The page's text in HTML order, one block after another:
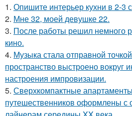
1. Опишите интерьер кухни в 2-3
2. Мне 32, моей девушке 22.
3. После работы решил немного
кино.
4. Музыка стала отправной
пространство выстроено вокруг
настроения импровизации.
5. Сверхкомпактные
путешественников оформлены с